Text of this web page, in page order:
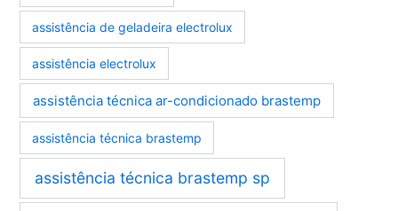
assistência de geladeira electrolux
assistência electrolux
assistência técnica ar-condicionado brastemp
assistência técnica brastemp
assistência técnica brastemp sp